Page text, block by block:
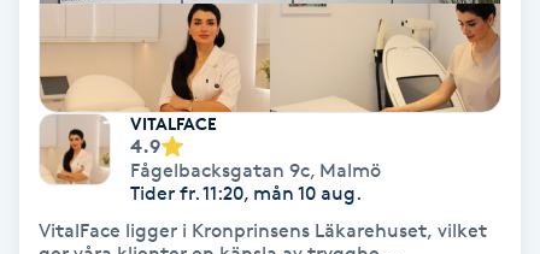
Barber
Barnklippning
BIAB
VITALFACE
4.9
Fågelbacksgatan 9c, Malmö
Tider fr. 11:20, mån 10 aug.
VitalFace ligger i Kronprinsens Läkarehuset, vilket